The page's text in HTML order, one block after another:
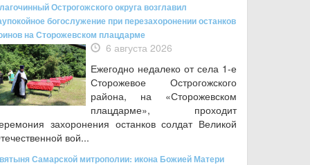
Острогожского округа возглавил
богослужение при перезахоронении останков
на Сторожевском плацдарме
6 августа 2026
Ежегодно недалеко от села 1-е
Сторожевое Острогожского
района, на «Сторожевском
плацдарме», проходит
захоронения останков солдат Великой
вой...
Самарской митрополии: икона Божией Матери